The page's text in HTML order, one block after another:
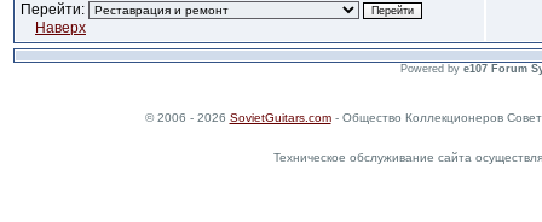
Перейти:
Наверх
Powered by e107 Forum
© 2006 - 2026 SovietGuitars.com- Общество Коллекционеров
Техническое обслуживание сайта